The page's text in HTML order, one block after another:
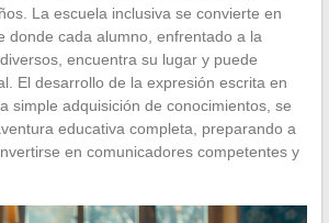
La escuela inclusiva se convierte en
donde cada alumno, enfrentado a la
encuentra su lugar y puede
El desarrollo de la expresión escrita en
simple adquisición de conocimientos, se
educativa completa, preparando a
en comunicadores competentes y